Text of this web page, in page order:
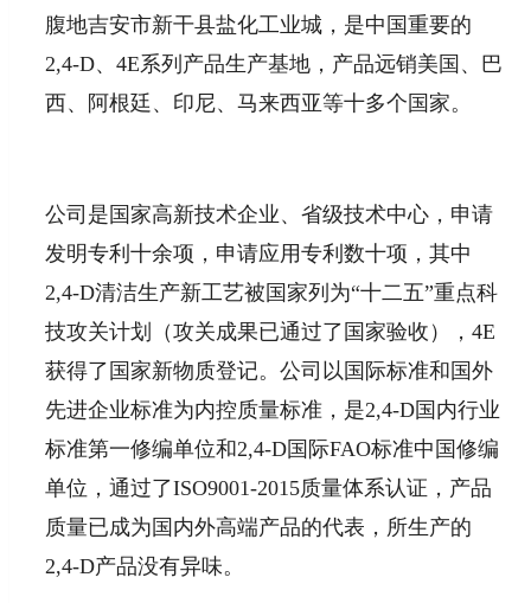
腹地吉安市新干县盐化工业城，是中国重要的
2,4-D、4E系列产品生产基地，产品远销美国、巴
西、阿根廷、印尼、马来西亚等十多个国家。
公司是国家高新技术企业、省级技术中心，申请
发明专利十余项，申请应用专利数十项，其中
2,4-D清洁生产新工艺被国家列为“十二五”重点科
技攻关计划（攻关成果已通过了国家验收），4E
获得了国家新物质登记。公司以国际标准和国外
先进企业标准为内控质量标准，是2,4-D国内行业
标准第一修编单位和2,4-D国际FAO标准中国修编
单位，通过了ISO9001-2015质量体系认证，产品
质量已成为国内外高端产品的代表，所生产的
2,4-D产品没有异味。